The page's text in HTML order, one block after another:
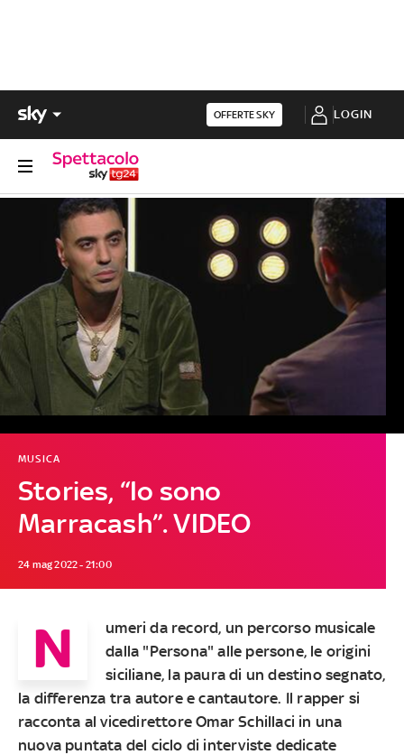
OFFERTE SKY LOGIN
Stories, “Io sono
Marracash”. VIDEO
MUSICA
24 mag 2022 - 21:00
N
umeri da record, un percorso musicale
dalla "Persona" alle persone, le origini
siciliane, la paura di un destino segnato,
la differenza tra autore e cantautore. Il rapper si
racconta al vicedirettore Omar Schillaci in una
nuova puntata del ciclo di interviste dedicate